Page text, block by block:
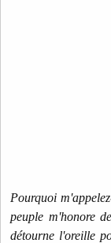
Pourquoi
peuple m'honore
détourne l'oreille